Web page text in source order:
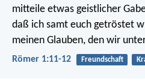
mitteile etwas geistlicher
daß ich samt euch getröstet
meinen Glauben, den wir
Römer 1:11-12 Freundschaft